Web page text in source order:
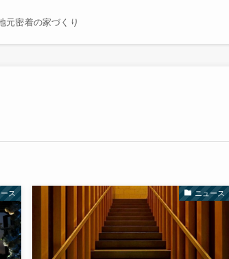
元密着の家づくり
ス ニュース